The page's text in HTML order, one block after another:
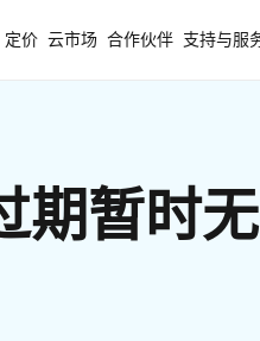
定价 云市场 合作伙伴 支持与服
期暂时